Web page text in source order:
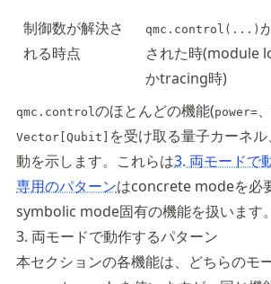
制御数が解決さ
れる時点
qmc.control(...)
された時(module
かtracing時)
qmc.controlのほとんどの機能(power=
Vector[Qubit]
を受け取る量子カーネ
動を示します。これらは3. 両モードで
専用のパターンはconcrete modeを必
symbolic mode固有の機能を扱います。
3. 両モードで動作するパターン
本セクションの各機能は、どちらのモ